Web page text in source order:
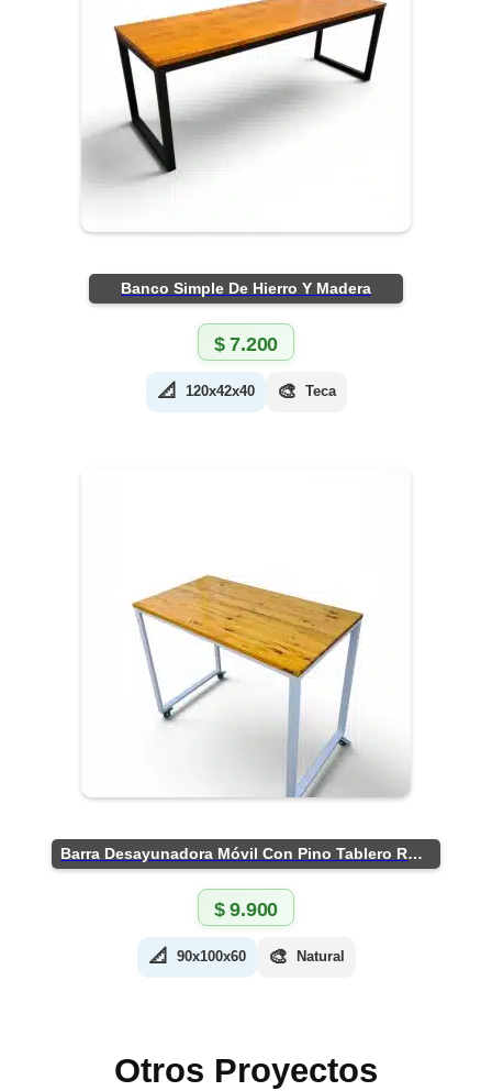
Banco Simple De Hierro Y Madera
$7.200
📐 120x42x40 🎨 Teca
Barra Desayunadora Móvil Con Pino Tablero Rústico
$9.900
📐 90x100x60 🎨 Natural
Otros Proyectos